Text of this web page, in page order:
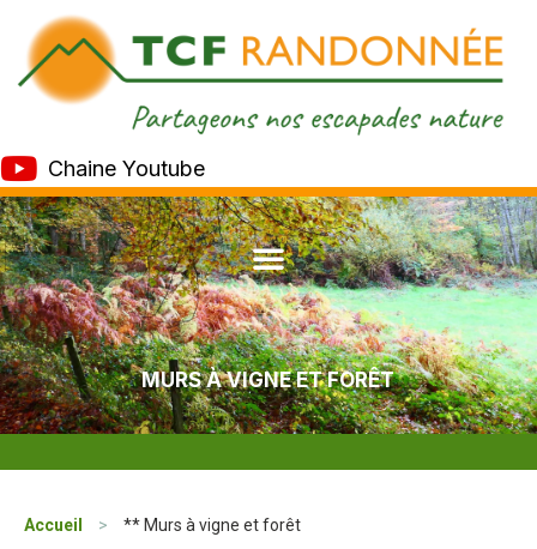
Chaine Youtube
MURS À VIGNE ET FORÊT
Accueil > ** Murs à vigne et forêt